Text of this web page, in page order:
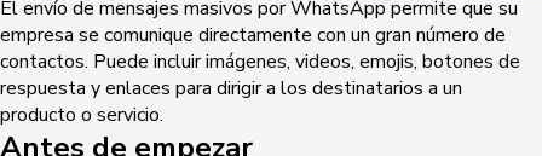
El envío de mensajes masivos por WhatsApp permite que su
empresa se comunique directamente con un gran número de
contactos. Puede incluir imágenes, videos, emojis, botones de
respuesta y enlaces para dirigir a los destinatarios a un
producto o servicio.
Antes de empezar